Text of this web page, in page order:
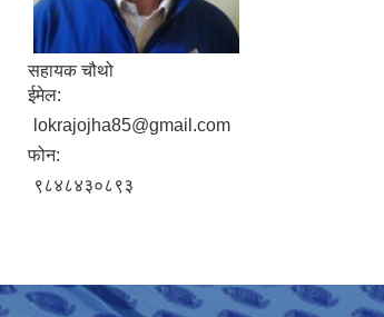
सहायक चौथो
ईमेल:
lokrajojha85@gmail.com
फोन:
९८४८४३०८९३